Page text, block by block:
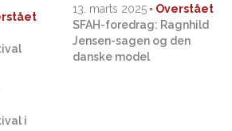
i
13. marts 2025
SFAH-foredrag: Ragnhild
Jensen-sagen og den
danske model